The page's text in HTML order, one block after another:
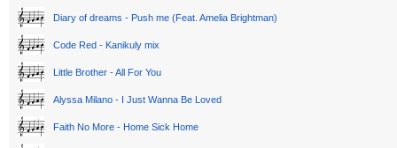
Diary of dreams - Push me (Feat. Amelia Brightman)
Code Red - Kanikuly mix
Little Brother - All For You
Alyssa Milano - I Just Wanna Be Loved
Faith No More - Home Sick Home